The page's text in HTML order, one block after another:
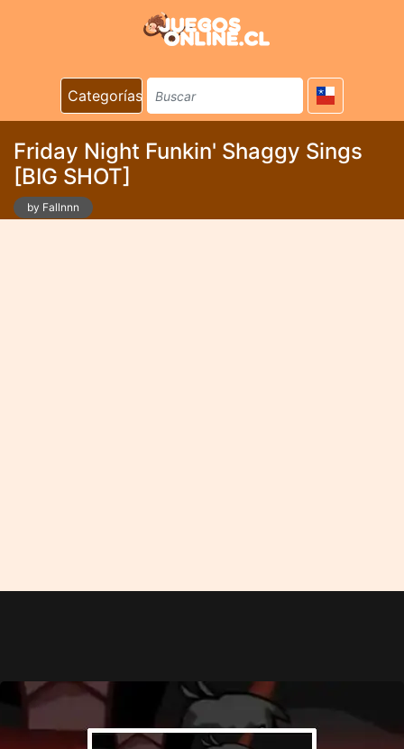
Categorías
Friday Night Funkin' Shaggy Sings
[BIG SHOT]
by Fallnnn